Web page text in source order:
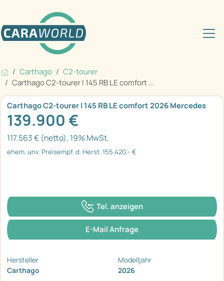
Carthago
C2-tourer
Carthago C2-tourer I 145 RB LE comfort ...
Carthago C2-tourer I 145 RB LE comfort 2026 Mercedes
139.900 €
117.563 € (netto), 19% MwSt.
ehem. unv. Preisempf. d. Herst. 155.420,- €
Tel. anzeigen
E-Mail Anfrage
Hersteller
Carthago
Modelljahr
2026